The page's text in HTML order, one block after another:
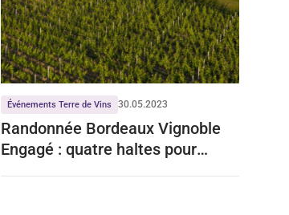
Événements Terre de Vins 30.05.2023
Randonnée Bordeaux Vignoble
Engagé : quatre haltes pour